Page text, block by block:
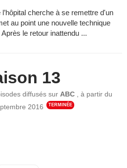
l’hôpital cherche à se remettre d'un
au point une nouvelle technique
le retour inattendu ...
13
diffusés sur ABC ,à partir du
2016
TERMINÉE